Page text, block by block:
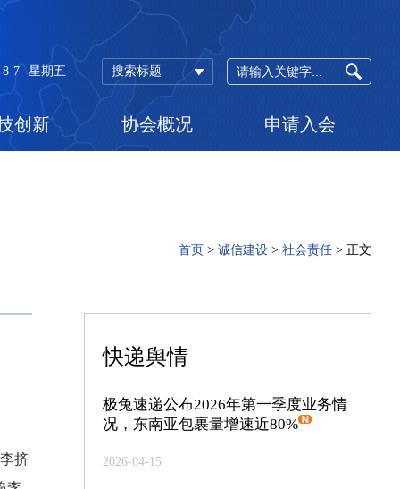
搜索标题
8-7 星期五
创新 协会概况 申请入会
首页 > 诚信建设 > 社会责任 > 正文
挤
快递舆情
极兔速递公布2026年第一季度业务情
况，东南亚包裹量增速近80%
2026-04-15